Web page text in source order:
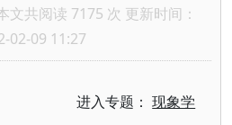
文共阅读 7175 次 更新时间：
02-09 11:27
进入专题：现象学